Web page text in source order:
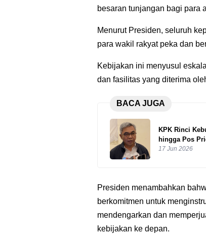
besaran tunjangan bagi para
Menurut Presiden, seluruh
para wakil rakyat peka dan
Kebijakan ini menyusul
dan fasilitas yang diterima
BACA JUGA
KPK Rinci
hingga Pos
17 Jun 2026
Presiden menambahkan
berkomitmen untuk
mendengarkan dan
kebijakan ke depan.